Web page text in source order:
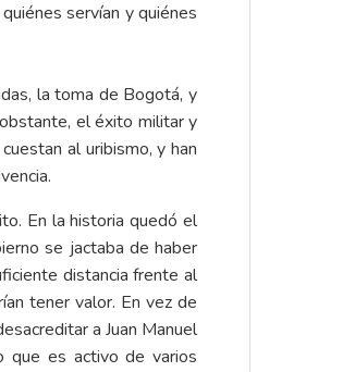
servían y quiénes
la toma de Bogotá, y
el éxito militar y
al uribismo, y han
En la historia quedó el
se jactaba de haber
distancia frente al
tener valor. En vez de
a Juan Manuel
que es activo de varios